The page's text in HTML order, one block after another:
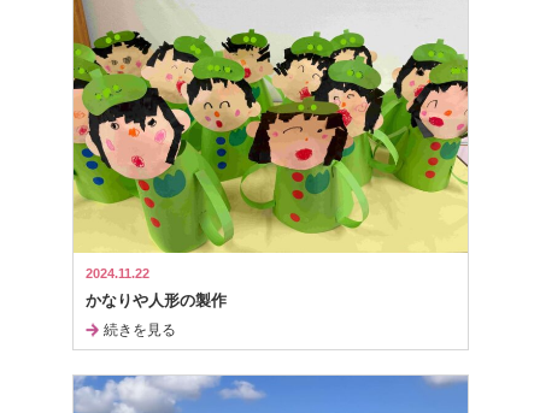
2024.11.22
かなりや人形の製作
続きを見る